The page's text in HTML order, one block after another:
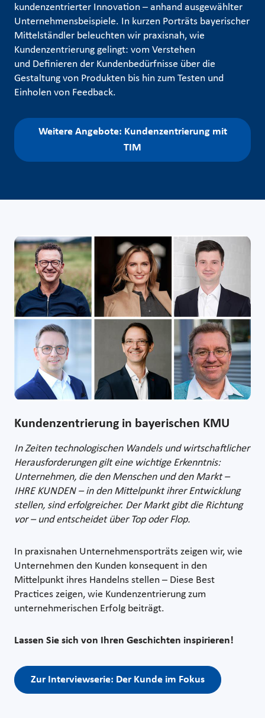
kundenzentrierter Innovation – anhand ausgewählter
Unternehmensbeispiele. In kurzen Porträts bayerischer
Mittelständler beleuchten wir praxisnah, wie
Kundenzentrierung gelingt: vom Verstehen
und Definieren der Kundenbedürfnisse über die
Gestaltung von Produkten bis hin zum Testen und
Einholen von Feedback.
Weitere Angebote: Kundenzentrierung mit
TIM
Kundenzentrierung in bayerischen KMU
In Zeiten technologischen Wandels und wirtschaftlicher
Herausforderungen gilt eine wichtige Erkenntnis:
Unternehmen, die den Menschen und den Markt –
IHRE KUNDEN – in den Mittelpunkt ihrer Entwicklung
stellen, sind erfolgreicher. Der Markt gibt die Richtung
vor – und entscheidet über Top oder Flop.
In praxisnahen Unternehmensporträts zeigen wir, wie
Unternehmen den Kunden konsequent in den
Mittelpunkt ihres Handelns stellen – Diese Best
Practices zeigen, wie Kundenzentrierung zum
unternehmerischen Erfolg beiträgt.
Lassen Sie sich von Ihren Geschichten inspirieren!
Zur Interviewserie: Der Kunde im Fokus